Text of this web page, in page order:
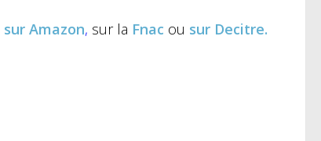
sur Amazon, sur la Fnac ou sur Decitre.